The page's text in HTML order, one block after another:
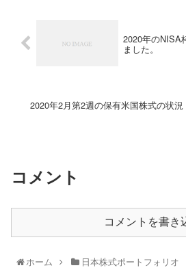
2020年のNISA
ました。
2020年2月第2週の保有米国株式の状況
コメント
コメントを書き
ホーム 日本株式ポートフォリオ